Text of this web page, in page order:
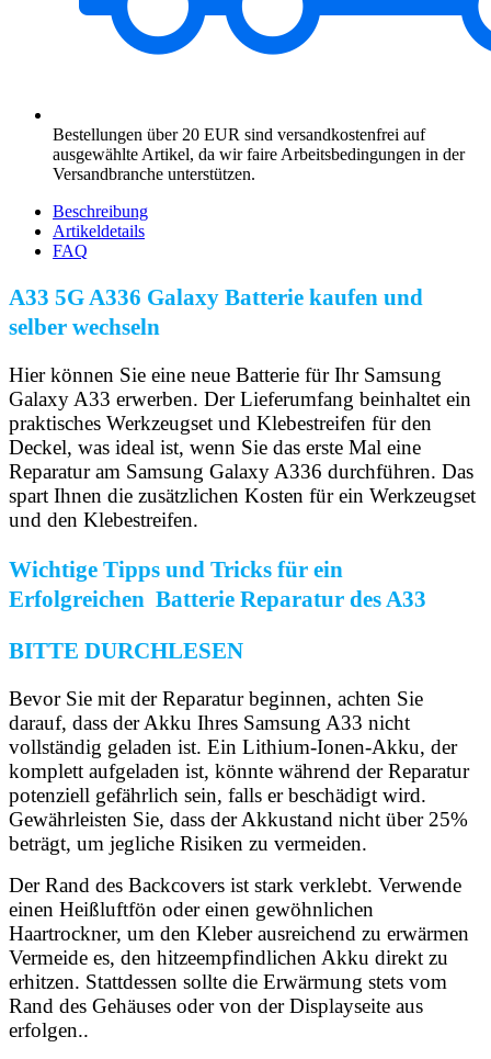
Bestellungen über 20 EUR sind versandkostenfrei auf
ausgewählte Artikel, da wir faire Arbeitsbedingungen in der
Versandbranche unterstützen.
Beschreibung
Artikeldetails
FAQ
A33 5G A336 Galaxy Batterie kaufen und
selber wechseln
Hier können Sie eine neue Batterie für Ihr Samsung
Galaxy A33 erwerben. Der Lieferumfang beinhaltet ein
praktisches Werkzeugset und Klebestreifen für den
Deckel, was ideal ist, wenn Sie das erste Mal eine
Reparatur am Samsung Galaxy A336 durchführen. Das
spart Ihnen die zusätzlichen Kosten für ein Werkzeugset
und den Klebestreifen.
Wichtige Tipps und Tricks für ein
Erfolgreichen Batterie Reparatur des A33
BITTE DURCHLESEN
Bevor Sie mit der Reparatur beginnen, achten Sie
darauf, dass der Akku Ihres Samsung A33 nicht
vollständig geladen ist. Ein Lithium-Ionen-Akku, der
komplett aufgeladen ist, könnte während der Reparatur
potenziell gefährlich sein, falls er beschädigt wird.
Gewährleisten Sie, dass der Akkustand nicht über 25%
beträgt, um jegliche Risiken zu vermeiden.
Der Rand des Backcovers ist stark verklebt. Verwende
einen Heißluftfön oder einen gewöhnlichen
Haartrockner, um den Kleber ausreichend zu erwärmen
Vermeide es, den hitzeempfindlichen Akku direkt zu
erhitzen. Stattdessen sollte die Erwärmung stets vom
Rand des Gehäuses oder von der Displayseite aus
erfolgen..